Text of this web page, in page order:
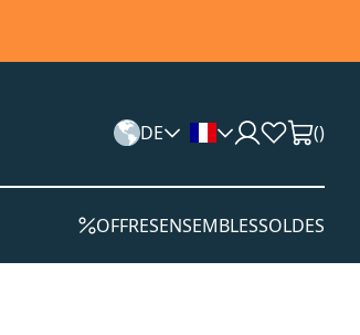
DE ()
OFFRESENSEMBLESSOLDES